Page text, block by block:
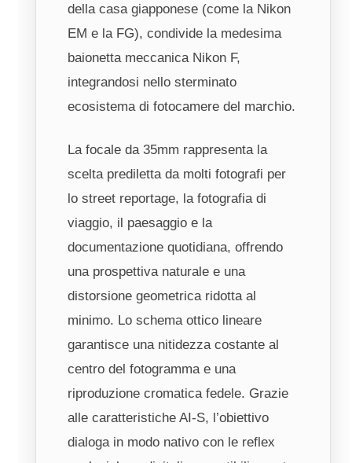
della casa giapponese (come la Nikon
EM e la FG), condivide la medesima
baionetta meccanica Nikon F,
integrandosi nello sterminato
ecosistema di fotocamere del marchio.
La focale da 35mm rappresenta la
scelta prediletta da molti fotografi per
lo street reportage, la fotografia di
viaggio, il paesaggio e la
documentazione quotidiana, offrendo
una prospettiva naturale e una
distorsione geometrica ridotta al
minimo. Lo schema ottico lineare
garantisce una nitidezza costante al
centro del fotogramma e una
riproduzione cromatica fedele. Grazie
alle caratteristiche AI-S, l’obiettivo
dialoga in modo nativo con le reflex